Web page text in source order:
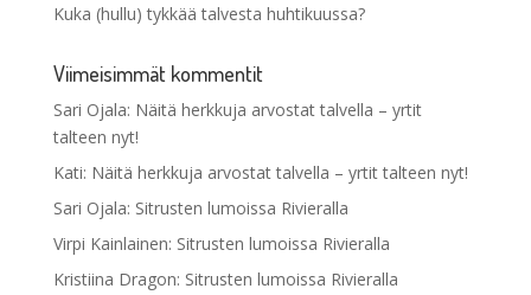
Kuka (hullu) tykkää talvesta huhtikuussa?
Viimeisimmät kommentit
Sari Ojala: Näitä herkkuja arvostat talvella – yrtit
talteen nyt!
Kati: Näitä herkkuja arvostat talvella – yrtit talteen nyt!
Sari Ojala: Sitrusten lumoissa Rivieralla
Virpi Kainlainen: Sitrusten lumoissa Rivieralla
Kristiina Dragon: Sitrusten lumoissa Rivieralla